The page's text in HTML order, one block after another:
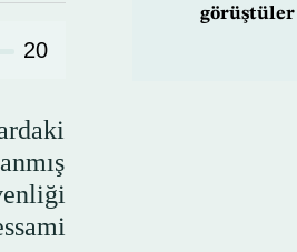
20
görüştüler